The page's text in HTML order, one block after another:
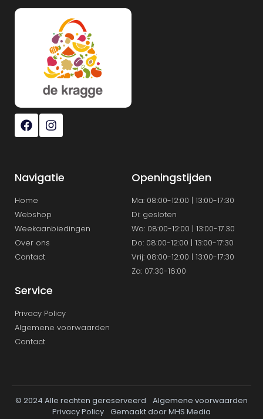
Navigatie
Home
Webshop
Weekaanbiedingen
Over ons
Contact
Openingstijden
Ma: 08:00-12:00 | 13:00-17:30
Di: gesloten
Wo: 08:00-12:00 | 13:00-17.30
Do: 08:00-12:00 | 13:00-17:30
Vrij: 08:00-12:00 | 13:00-17:30
Za: 07:30-16:00
Service
Privacy Policy
Algemene voorwaarden
Contact
© 2024 Alle rechten gereserveerd
Algemene voorwaarden
Privacy Policy Gemaakt door MHS Media